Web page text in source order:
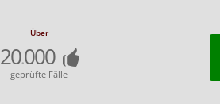
Über
20.000
geprüfte Fälle